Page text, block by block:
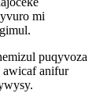
mi
puqyvoza
awicaf anifur